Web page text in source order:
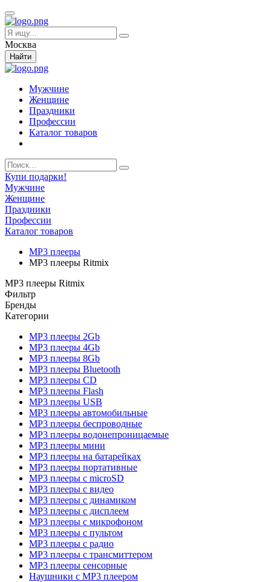
Москва
Найти
Мужчине
Женщине
Праздники
Профессии
Каталог товаров
Купи подарки!
Мужчине
Женщине
Праздники
Профессии
Каталог товаров
MP3 плееры
MP3 плееры Ritmix
MP3 плееры Ritmix
Фильтр
Бренды
Категории
MP3 плееры 2Gb
MP3 плееры 4Gb
MP3 плееры 8Gb
MP3 плееры Bluetooth
MP3 плееры CD
MP3 плееры Flash
MP3 плееры USB
MP3 плееры автомобильные
MP3 плееры беспроводные
MP3 плееры водонепроницаемые
MP3 плееры мини
MP3 плееры на батарейках
MP3 плееры портативные
MP3 плееры с microSD
MP3 плееры с видео
MP3 плееры с динамиком
MP3 плееры с дисплеем
MP3 плееры с микрофоном
MP3 плееры с пультом
MP3 плееры с радио
MP3 плееры с трансмиттером
MP3 плееры сенсорные
Наушники с MP3 плеером